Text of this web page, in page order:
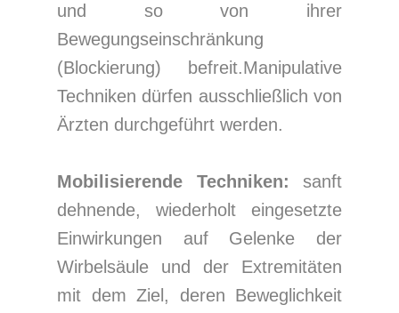
und so von ihrer
Bewegungseinschränkung
(Blockierung) befreit.Manipulative
Techniken dürfen ausschließlich von
Ärzten durchgeführt werden.
Mobilisierende Techniken: sanft
dehnende, wiederholt eingesetzte
Einwirkungen auf Gelenke der
Wirbelsäule und der Extremitäten
mit dem Ziel, deren Beweglichkeit